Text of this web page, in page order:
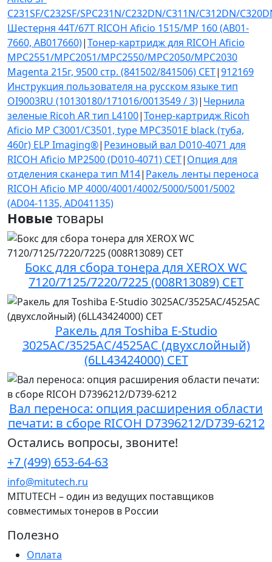
C231SF/C232SF/SPC231N/C232DN/C311N/C312DN/
Шестерня 44T/67T RICOH Aficio 1515/MP 160 (AB01-
7660, AB017660)|Тонер-картридж для RICOH Aficio
MPC2551/MPC2051/MPC2550/MPC2050/MPC2030
Magenta 215г, 9500 стр. (841502/841506) CET|912169
Инструкция пользователя на русском языке тип
OI9003RU (10130180/171016/0013549 / 3)| Чернила
зеленые Ricoh AR тип L4100|Тонер-картридж Ricoh
Aficio MP C3001/C3501, type MPC3501E black (туба,
460г) ELP Imaging®| Резиновый вал D010-4071 для
RICOH Aficio MP2500 (D010-4071) CET| Опция для
отделения сканера тип M14| Ракель ленты переноса
RICOH Aficio MP 4000/4001/4002/5000/5001/5002
(AD04-1135, AD041135)
Новые товары
Бокс для сбора тонера для XEROX WC
7120/7125/7220/7225 (008R13089) CET
Ракель для Toshiba E-Studio
3025AC/3525AC/4525AC (двухслойный)
(6LL43424000) CET
Вал переноса: опция расширения области
печати: в сборе RICOH D7396212/D739-6212
Остались вопросы, звоните!
+7 (499) 653-64-63
info@mitutech.ru
MITUTECH – один из ведущих поставщиков
совместимых тонеров в России
Полезно
Оплата